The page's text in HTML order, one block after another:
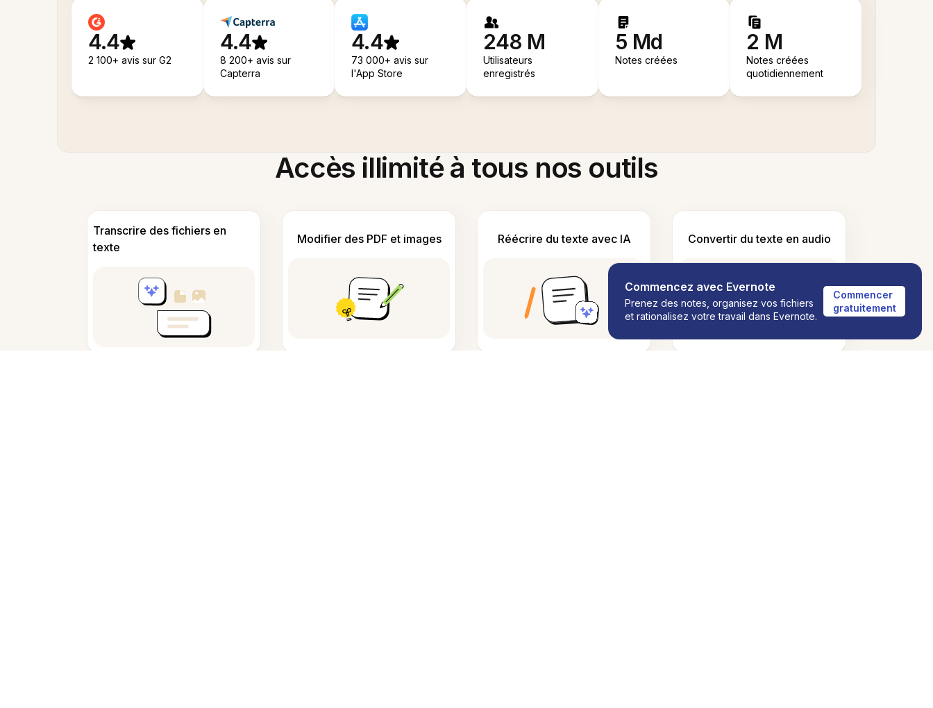
4.4
2 100+ avis sur G2
4.4
8 200+ avis sur
Capterra
4.4
73 000+ avis sur
l'App Store
248 M
Utilisateurs
enregistrés
5 Md
Notes créées
2 M
Notes créées
quotidiennement
Accès illimité à tous nos outils
Transcrire des fichiers en
texte
Modifier des PDF et images Réécrire du texte avec IA Convertir du texte en audio
Commencez avec Evernote
Prenez des notes, organisez vos fichiers
et rationalisez votre travail dans Evernote.
Commencer
gratuitement